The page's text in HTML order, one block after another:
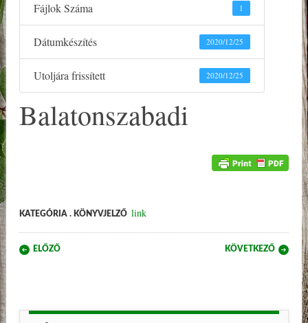
Fájlok Száma 1
Dátumkészítés 2020/12/25
Utoljára frissített 2020/12/25
Balatonszabadi
KATEGÓRIA . KÖNYVJELZŐ link
Post navigation
ELŐZŐ KÖVETKEZŐ